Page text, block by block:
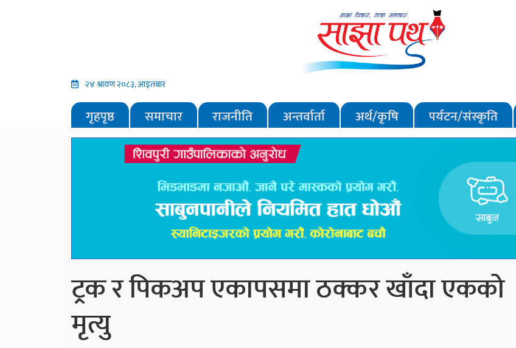
२४ श्रावण २०८३, आइतबार
गृहपृष्ठ समाचार राजनीति अन्तर्वार्ता अर्थ/कृषि पर्यटन/संस्कृति
ट्रक र पिकअप एकापसमा ठक्कर खाँदा एकको
मृत्यु